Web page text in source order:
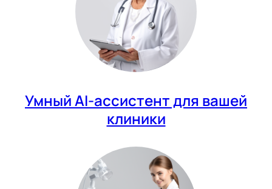
Умный AI-ассистент для вашей
клиники